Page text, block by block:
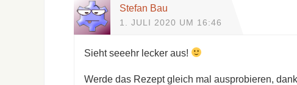
Stefan Bau
1. JULI 2020 UM 16:46
Sieht seeehr lecker aus!
Werde das Rezept gleich mal ausprobieren,